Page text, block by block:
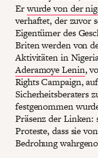
Erwurde von der
verhaftet, der zuvor
Eigentümer des
Briten werden von
Aktivitäten in
Aderamoye Lenin,
Rights Campaign,
Sicherheitsberaters
festgenommen
Präsenz der Linken:
Proteste, dass sie
Bedrohung